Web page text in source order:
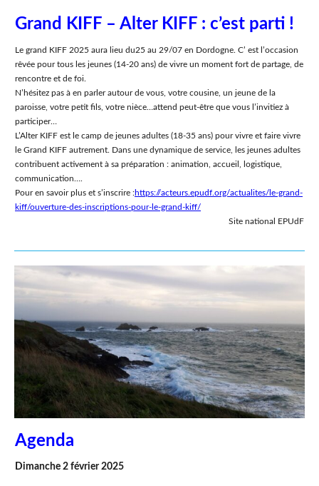
Grand KIFF – Alter KIFF : c’est parti !
Le grand KIFF 2025 aura lieu du25 au 29/07 en Dordogne. C’ est l’occasion
rêvée pour tous les jeunes (14-20 ans) de vivre un moment fort de partage, de
rencontre et de foi.
N’hésitez pas à en parler autour de vous, votre cousine, un jeune de la
paroisse, votre petit fils, votre nièce…attend peut-être que vous l’invitiez à
participer…
L’Alter KIFF est le camp de jeunes adultes (18-35 ans) pour vivre et faire vivre
le Grand KIFF autrement. Dans une dynamique de service, les jeunes adultes
contribuent activement à sa préparation : animation, accueil, logistique,
communication….
Pour en savoir plus et s’inscrire :https://acteurs.epudf.org/actualites/le-grand-
kiff/ouverture-des-inscriptions-pour-le-grand-kiff/
Site national EPUdF
Agenda
Dimanche 2 février 2025